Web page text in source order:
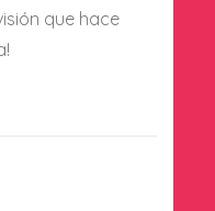
que hace